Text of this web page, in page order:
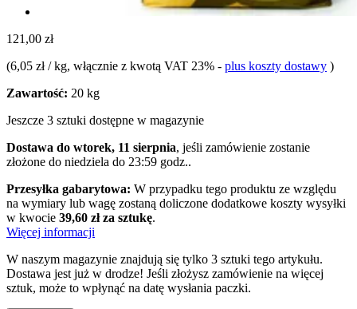
121,00 zł
(6,05 zł / kg, włącznie z kwotą VAT 23% - plus koszty dostawy )
Zawartość: 20 kg
Jeszcze 3 sztuki dostępne w magazynie
Dostawa do wtorek, 11 sierpnia, jeśli zamówienie zostanie
złożone do niedziela do 23:59 godz..
Przesyłka gabarytowa: W przypadku tego produktu ze względu
na wymiary lub wagę zostaną doliczone dodatkowe koszty wysyłki
w kwocie 39,60 zł za sztukę.
Więcej informacji
W naszym magazynie znajdują się tylko 3 sztuki tego artykułu.
Dostawa jest już w drodze! Jeśli złożysz zamówienie na więcej
sztuk, może to wpłynąć na datę wysłania paczki.